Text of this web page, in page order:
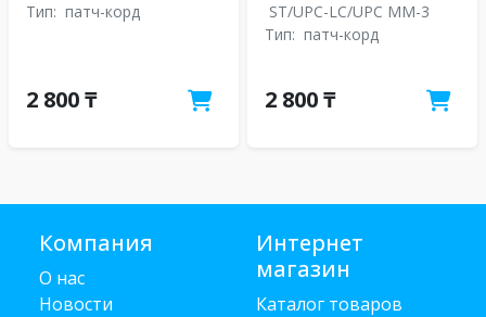
Тип: патч-корд
2 800 ₸
ST/UPC-LC/UPC MM-3
Тип: патч-корд
2 800 ₸
Компания
О нас
Новости
Интернет
магазин
Каталог товаров